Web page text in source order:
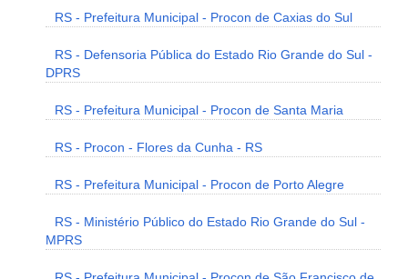
RS - Prefeitura Municipal - Procon de Caxias do Sul
RS - Defensoria Pública do Estado Rio Grande do Sul -
DPRS
RS - Prefeitura Municipal - Procon de Santa Maria
RS - Procon - Flores da Cunha - RS
RS - Prefeitura Municipal - Procon de Porto Alegre
RS - Ministério Público do Estado Rio Grande do Sul -
MPRS